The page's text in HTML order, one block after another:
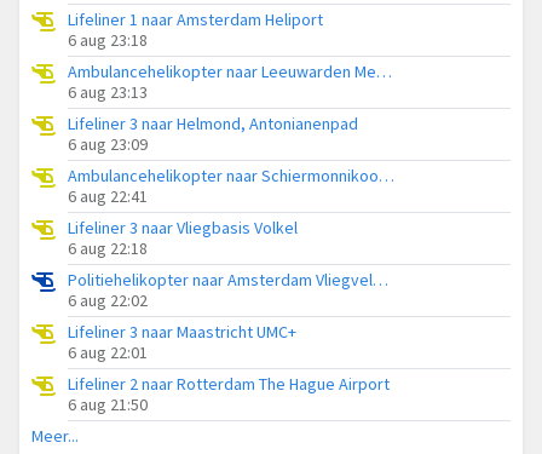
Lifeliner 1 naar Amsterdam Heliport
6 aug 23:18
Ambulancehelikopter naar Leeuwarden Medical Center Heliport
6 aug 23:13
Lifeliner 3 naar Helmond, Antonianenpad
6 aug 23:09
Ambulancehelikopter naar Schiermonnikoog Heliport
6 aug 22:41
Lifeliner 3 naar Vliegbasis Volkel
6 aug 22:18
Politiehelikopter naar Amsterdam Vliegveld Schiphol
6 aug 22:02
Lifeliner 3 naar Maastricht UMC+
6 aug 22:01
Lifeliner 2 naar Rotterdam The Hague Airport
6 aug 21:50
Meer...